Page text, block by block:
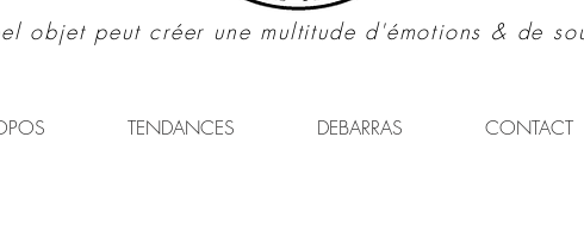
objet peut créer une multitude d'émotions & de
TENDANCES DEBARRAS CONTACT